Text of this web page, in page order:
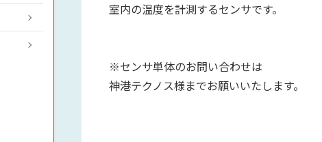
室内の温度を計測するセンサです。
※センサ単体のお問い合わせは
神港テクノス様までお願いいたします。